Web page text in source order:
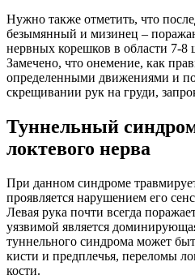
Нужно также отметить, что
безымянный и мизинец –
нервных корешков в области 7-8
Замечено, что онемение, как
определенными движениями и
скрещивании рук на груди,
Туннельный
локтевого нерва
При данном синдроме
проявляется нарушением его
Левая рука почти всегда
уязвимой является
туннельного синдрома может
кисти и предплечья, переломы
кости.